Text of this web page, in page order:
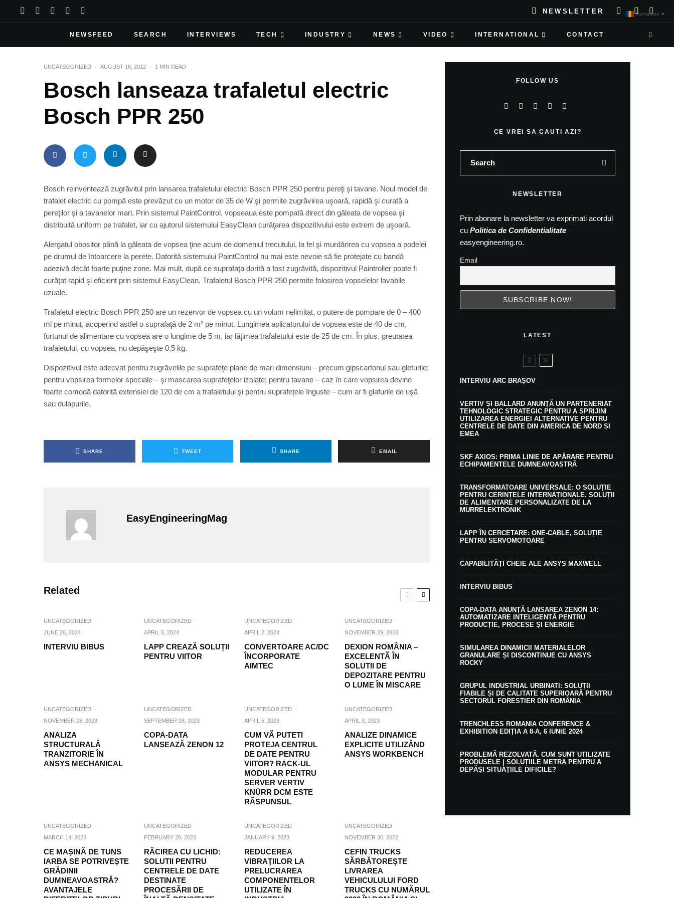
NEWSLETTER
NEWSFEED SEARCH INTERVIEWS TECH INDUSTRY NEWS VIDEO INTERNATIONAL CONTACT
UNCATEGORIZED · AUGUST 16, 2012 · 1 MIN READ
Bosch lanseaza trafaletul electric
Bosch PPR 250
Bosch reinventează zugrăvitul prin lansarea trafaletului electric Bosch PPR 250 pentru pereţi şi tavane. Noul model de
trafalet electric cu pompă este prevăzut cu un motor de 35 de W şi permite zugrăvirea uşoară, rapidă şi curată a
pereţilor şi a tavanelor mari. Prin sistemul PaintControl, vopseaua este pompată direct din găleata de vopsea şi
distribuită uniform pe trafalet, iar cu ajutorul sistemului EasyClean curăţarea dispozitivului este extrem de uşoară.
Alergatul obositor până la găleata de vopsea ţine acum de domeniul trecutului, la fel şi murdărirea cu vopsea a podelei
pe drumul de întoarcere la perete. Datorită sistemului PaintControl nu mai este nevoie să fie protejate cu bandă
adezivă decât foarte puţine zone. Mai mult, după ce suprafaţa dorită a fost zugrăvită, dispozitivul Paintroller poate fi
curăţat rapid şi eficient prin sistemul EasyClean. Trafaletul Bosch PPR 250 permite folosirea vopselelor lavabile
uzuale.
Trafaletul electric Bosch PPR 250 are un rezervor de vopsea cu un volum nelimitat, o putere de pompare de 0 – 400
ml pe minut, acoperind astfel o suprafaţă de 2 m² pe minut. Lungimea aplicatorului de vopsea este de 40 de cm,
furtunul de alimentare cu vopsea are o lungime de 5 m, iar lăţimea trafaletului este de 25 de cm. În plus, greutatea
trafaletului, cu vopsea, nu depăşeşte 0,5 kg.
Dispozitivul este adecvat pentru zugrăvelile pe suprafeţe plane de mari dimensiuni – precum gipscartonul sau gleturile;
pentru vopsirea formelor speciale – şi mascarea suprafeţelor izolate; pentru tavane – caz în care vopsirea devine
foarte comodă datorită extensiei de 120 de cm a trafaletului şi pentru suprafeţele înguste – cum ar fi glafurile de uşă
sau dulapurile.
SHARE TWEET SHARE EMAIL
EasyEngineeringMag
Related
UNCATEGORIZED
·
JUNE 26, 2024
INTERVIU BIBUS
UNCATEGORIZED
·
APRIL 5, 2024
LAPP CREAZĂ SOLUȚII
PENTRU VIITOR
UNCATEGORIZED
·
APRIL 2, 2024
CONVERTOARE AC/DC
ÎNCORPORATE
AIMTEC
UNCATEGORIZED
·
NOVEMBER 29, 2023
DEXION ROMÂNIA –
EXCELENTÃ ÎN
SOLUTII DE
DEPOZITARE PENTRU
O LUME ÎN MISCARE
UNCATEGORIZED
·
NOVEMBER 23, 2023
ANALIZA
STRUCTURALĂ
TRANZITORIE ÎN
ANSYS MECHANICAL
UNCATEGORIZED
·
SEPTEMBER 28, 2023
COPA-DATA
LANSEAZĂ ZENON 12
UNCATEGORIZED
·
APRIL 5, 2023
CUM VÃ PUTETI
PROTEJA CENTRUL
DE DATE PENTRU
VIITOR? RACK-UL
MODULAR PENTRU
SERVER VERTIV
KNÜRR DCM ESTE
RÃSPUNSUL
UNCATEGORIZED
·
APRIL 3, 2023
ANALIZE DINAMICE
EXPLICITE UTILIZÂND
ANSYS WORKBENCH
UNCATEGORIZED
·
MARCH 14, 2023
CE MAȘINĂ DE TUNS
IARBA SE POTRIVEȘTE
GRĂDINII
DUMNEAVOASTRĂ?
AVANTAJELE
UNCATEGORIZED
·
FEBRUARY 28, 2023
RÃCIREA CU LICHID:
SOLUTII PENTRU
CENTRELE DE DATE
DESTINATE
PROCESÃRII DE
UNCATEGORIZED
·
JANUARY 9, 2023
REDUCEREA
VIBRAŢIILOR LA
PRELUCRAREA
COMPONENTELOR
UTILIZATE ÎN
UNCATEGORIZED
·
NOVEMBER 30, 2022
CEFIN TRUCKS
SĂRBĂTOREȘTE
LIVRAREA
VEHICULULUI FORD
TRUCKS CU NUMĂRUL
FOLLOW US
CE VREI SA CAUTI AZI?
NEWSLETTER
Prin abonare la newsletter va exprimati acordul
cu Politica de Confidentialitate
easyengineering.ro.
Email
LATEST
INTERVIU ARC BRAȘOV
VERTIV ȘI BALLARD ANUNȚĂ UN PARTENERIAT
TEHNOLOGIC STRATEGIC PENTRU A SPRIJINI
UTILIZAREA ENERGIEI ALTERNATIVE PENTRU
CENTRELE DE DATE DIN AMERICA DE NORD ȘI
EMEA
SKF AXIOS: PRIMA LINIE DE APĂRARE PENTRU
ECHIPAMENTELE DUMNEAVOASTRĂ
TRANSFORMATOARE UNIVERSALE: O SOLUȚIE
PENTRU CERINȚELE INTERNAȚIONALE. SOLUȚII
DE ALIMENTARE PERSONALIZATE DE LA
MURRELEKTRONIK
LAPP ÎN CERCETARE: ONE-CABLE, SOLUȚIE
PENTRU SERVOMOTOARE
CAPABILITĂȚI CHEIE ALE ANSYS MAXWELL
INTERVIU BIBUS
COPA-DATA ANUNȚĂ LANSAREA ZENON 14:
AUTOMATIZARE INTELIGENTĂ PENTRU
PRODUCȚIE, PROCESE ȘI ENERGIE
SIMULAREA DINAMICII MATERIALELOR
GRANULARE ȘI DISCONTINUE CU ANSYS
ROCKY
GRUPUL INDUSTRIAL URBINATI: SOLUȚII
FIABILE ȘI DE CALITATE SUPERIOARĂ PENTRU
SECTORUL FORESTIER DIN ROMÂNIA
TRENCHLESS ROMANIA CONFERENCE &
EXHIBITION EDIȚIA A 8-A, 6 IUNIE 2024
PROBLEMĂ REZOLVATĂ. CUM SUNT UTILIZATE
PRODUSELE | SOLUȚIILE METRA PENTRU A
DEPĂȘI SITUAȚIILE DIFICILE?
Romanian ▼